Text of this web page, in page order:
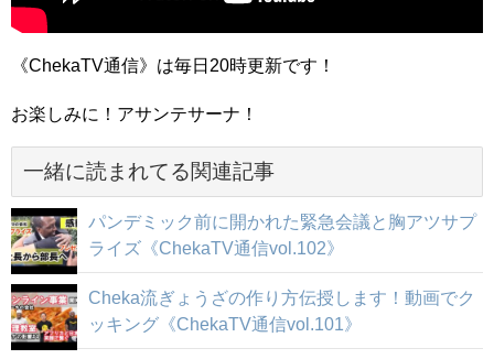
《ChekaTV通信》は毎日20時更新です！
お楽しみに！アサンテサーナ！
一緒に読まれてる関連記事
パンデミック前に開かれた緊急会議と胸アツサプ
ライズ《ChekaTV通信vol.102》
Cheka流ぎょうざの作り方伝授します！動画でク
ッキング《ChekaTV通信vol.101》